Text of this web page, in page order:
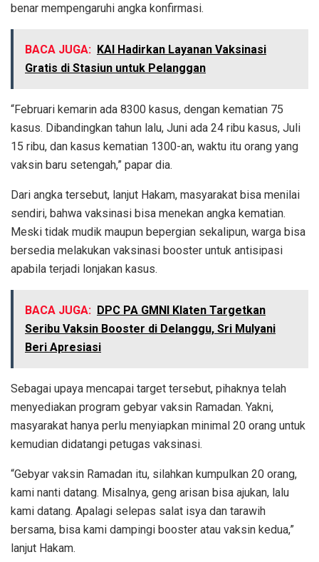
benar mempengaruhi angka konfirmasi.
BACA JUGA: KAI Hadirkan Layanan Vaksinasi
Gratis di Stasiun untuk Pelanggan
“Februari kemarin ada 8300 kasus, dengan kematian 75
kasus. Dibandingkan tahun lalu, Juni ada 24 ribu kasus, Juli
15 ribu, dan kasus kematian 1300-an, waktu itu orang yang
vaksin baru setengah,” papar dia.
Dari angka tersebut, lanjut Hakam, masyarakat bisa menilai
sendiri, bahwa vaksinasi bisa menekan angka kematian.
Meski tidak mudik maupun bepergian sekalipun, warga bisa
bersedia melakukan vaksinasi booster untuk antisipasi
apabila terjadi lonjakan kasus.
BACA JUGA: DPC PA GMNI Klaten Targetkan
Seribu Vaksin Booster di Delanggu, Sri Mulyani
Beri Apresiasi
Sebagai upaya mencapai target tersebut, pihaknya telah
menyediakan program gebyar vaksin Ramadan. Yakni,
masyarakat hanya perlu menyiapkan minimal 20 orang untuk
kemudian didatangi petugas vaksinasi.
“Gebyar vaksin Ramadan itu, silahkan kumpulkan 20 orang,
kami nanti datang. Misalnya, geng arisan bisa ajukan, lalu
kami datang. Apalagi selepas salat isya dan tarawih
bersama, bisa kami dampingi booster atau vaksin kedua,”
lanjut Hakam.